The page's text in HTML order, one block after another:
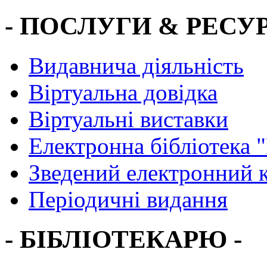
- ПОСЛУГИ &
Видавнича діяльність
Віртуальна довідка
Віртуальні виставки
Електронна
Зведений електронний
Періодичні видання
- БІБЛІОТЕКАРЮ -